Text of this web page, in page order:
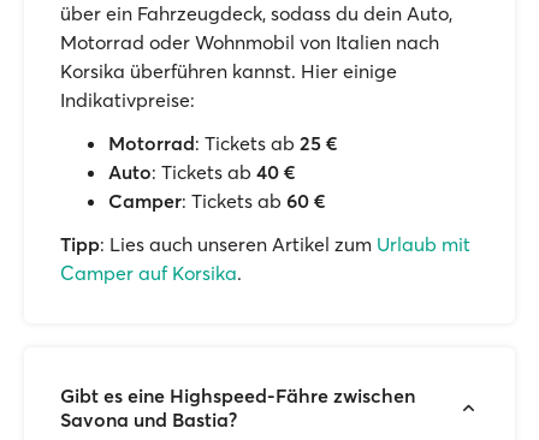
über ein Fahrzeugdeck, sodass du dein Auto,
Motorrad oder Wohnmobil von Italien nach
Korsika überführen kannst. Hier einige
Indikativpreise:
Motorrad: Tickets ab 25 €
Auto: Tickets ab 40 €
Camper: Tickets ab 60 €
Tipp: Lies auch unseren Artikel zum Urlaub mit
Camper auf Korsika.
Gibt es eine Highspeed-Fähre zwischen
Savona und Bastia?